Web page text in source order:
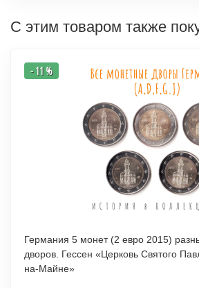
С этим товаром также
- 11 %
Германия 5 монет (2 евро 2015) разных монетных
дворов. Гессен «Церковь Святого Павла во Франкфурт-
на-Майне»